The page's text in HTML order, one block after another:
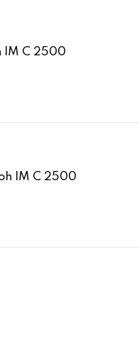
IM C 2500
IM C 2500